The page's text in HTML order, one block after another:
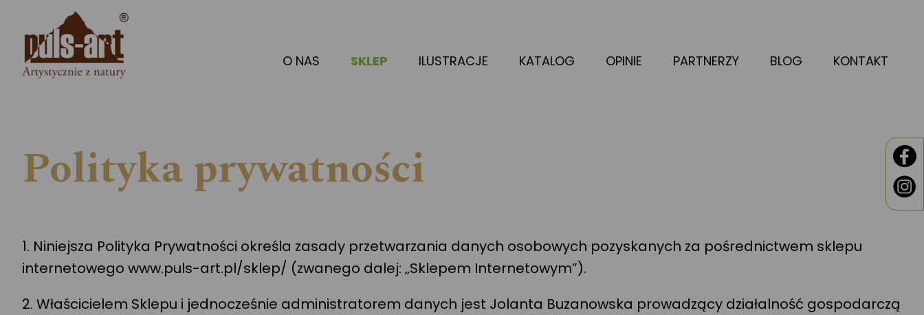
O NAS SKLEP ILUSTRACJE KATALOG OPINIE PARTNERZY BLOG KONTAKT
Polityka prywatności
1. Niniejsza Polityka Prywatności określa zasady przetwarzania danych osobowych pozyskanych za pośrednictwem sklepu
internetowego www.puls-art.pl/sklep/ (zwanego dalej: „Sklepem Internetowym”).
2. Właścicielem Sklepu i jednocześnie administratorem danych jest Jolanta Buzanowska prowadzący działalność gospodarczą